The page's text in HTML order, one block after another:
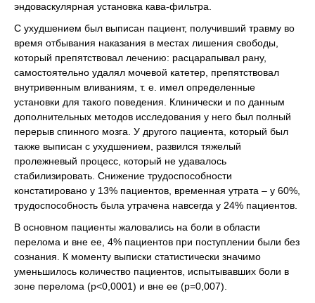
эндоваскулярная установка кава-фильтра.
С ухудшением был выписан пациент, получивший травму во
время отбывания наказания в местах лишения свободы,
который препятствовал лечению: расцарапывал рану,
самостоятельно удалял мочевой катетер, препятствовал
внутривенным вливаниям, т. е. имел определенные
установки для такого поведения. Клинически и по данным
дополнительных методов исследования у него был полный
перерыв спинного мозга. У другого пациента, который был
также выписан с ухудшением, развился тяжелый
пролежневый процесс, который не удавалось
стабилизировать. Снижение трудоспособности
констатировано у 13% пациентов, временная утрата – у 60%,
трудоспособность была утрачена навсегда у 24% пациентов.
В основном пациенты жаловались на боли в области
перелома и вне ее, 4% пациентов при поступлении были без
сознания. К моменту выписки статистически значимо
уменьшилось количество пациентов, испытывавших боли в
зоне перелома (р<0,0001) и вне ее (р=0,007).